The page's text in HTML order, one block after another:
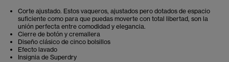
Corte ajustado. Estos vaqueros, ajustados pero dotados de espacio
suficiente como para que puedas moverte con total libertad, son la
unión perfecta entre comodidad y elegancia.
Cierre de botón y cremallera
Diseño clásico de cinco bolsillos
Efecto lavado
Insignia de Superdry